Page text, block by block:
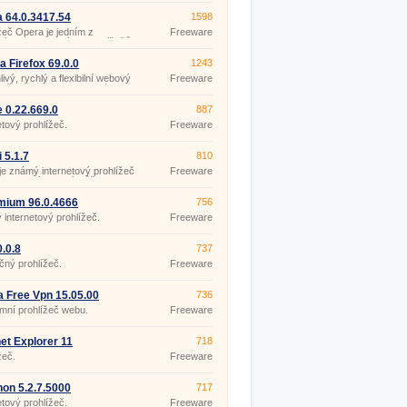
64.0.3417.54
Opera je jedním z
internetových prohlížečů
vylepšování a pečlivé
dostaly Operu do
milionů uživatelů internetu.
1598
Freeware
Firefox 69.0.0
rychlý a flexibilní webový
Mozilla Firefox se stále
prohlížečů. Bezpečnost,
a možnost přizpůsobení
jedinými vlastnostmi, pro
1243
Freeware
0.22.669.0
prohlížeč.
887
Freeware
5.1.7
známý internetový prohlížeč
který si nyní můžete
systémem Windows.
810
Freeware
96.0.4666
internetový prohlížeč.
756
Freeware
prohlížeč.
737
Freeware
Free Vpn 15.05.00
prohlížeč webu.
736
Freeware
Explorer 11
718
Freeware
5.2.7.5000
prohlížeč.
717
Freeware